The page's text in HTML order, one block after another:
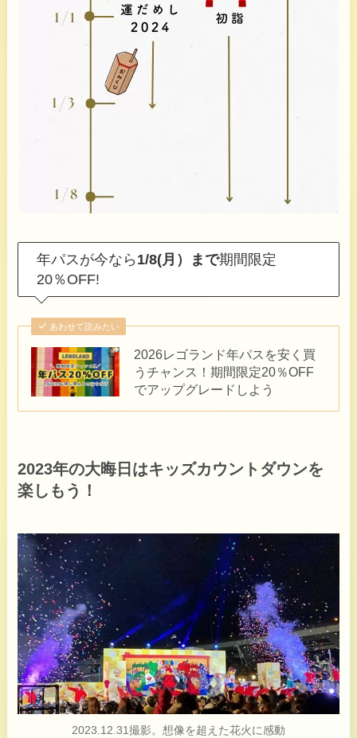
年パスが今なら 1/8(月）まで期間限定
20％OFF!
あわせて読みたい
2026レゴランド年パスを安く買
うチャンス！期間限定20％OFF
でアップグレードしよう
2023年の大晦日はキッズカウントダウンを
楽しもう！
2023.12.31撮影。想像を超えた花火に感動